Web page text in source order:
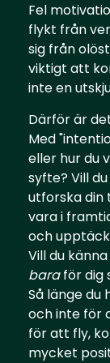
Fel
flykt från
sig från
viktigt att
inte en
Därför är
Med
eller hur du
syfte? Vill
utforska din
vara i
och
Vill du
baraför dig
Så länge du
och inte för
för att fly,
mycket